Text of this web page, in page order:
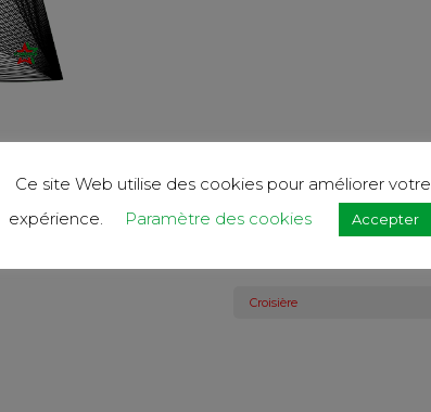
Pentex.
Performance
Croisière
Ce site Web utilise des cookies pour améliorer votre
expérience.
Paramètre des cookies Accepter